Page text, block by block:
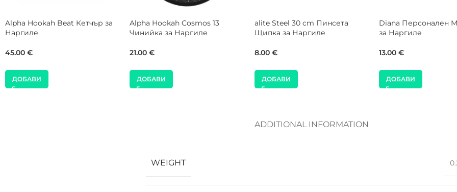
VYRO Shisha Mod Horizon
Blow Off Steel Чинийка за
25.00€
ДОБАВИ
Alpha Hookah Turk Design Blue
Sand Тради Чашка за Наргиле
15.00€
ДОБАВИ
WOOKAH Iroko Standard
Дървен Накрайник за
44.00
ДОБАВИ
Alpha Hookah Doll
Тради Чашка за
15.00€
ДОБАВИ
ADDITIONAL INFORMATION
WEIGHT